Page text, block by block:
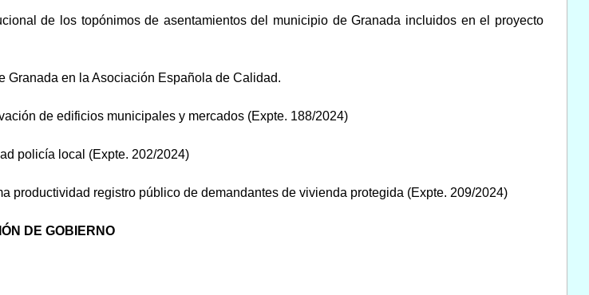
de los topónimos de asentamientos del municipio de Granada incluidos en el proyecto
Granada en la Asociación Española de Calidad.
de edificios municipales y mercados (Expte. 188/2024)
policía local (Expte. 202/2024)
productividad registro público de demandantes de vivienda protegida (Expte. 209/2024)
DE GOBIERNO